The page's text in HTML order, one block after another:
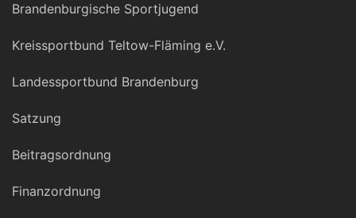
Brandenburgische Sportjugend
Kreissportbund Teltow-Fläming e.V.
Landessportbund Brandenburg
Satzung
Beitragsordnung
Finanzordnung